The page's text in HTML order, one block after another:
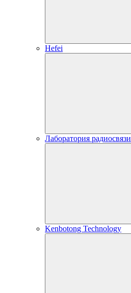
Hefei
Лаборатория радиосвязи
Kenbotong Technology